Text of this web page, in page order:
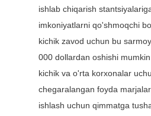
ishlab chiqarish
imkoniyatlarni qo'shmoqchi
kichik zavod uchun bu
000 dollardan oshishi
kichik va o'rta korxonalar
chegaralangan foyda
ishlash uchun qimmatga